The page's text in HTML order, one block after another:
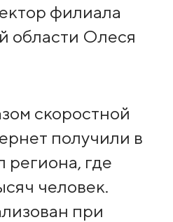
филиала
области Олеся
скоростной
получили в
региона, где
человек.
при